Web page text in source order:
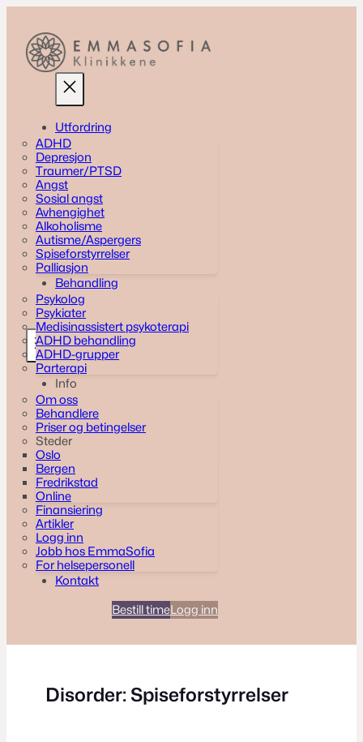
content
Utfordring
ADHD
Depresjon
Traumer/PTSD
Angst
Sosial angst
Avhengighet
Alkoholisme
Autisme/Aspergers
Spiseforstyrrelser
Palliasjon
Behandling
Psykolog
Psykiater
Medisinassistert psykoterapi
ADHD behandling
ADHD-grupper
Parterapi
Info
Om oss
Behandlere
Priser og betingelser
Steder
Oslo
Bergen
Fredrikstad
Online
Finansiering
Artikler
Logg inn
Jobb hos EmmaSofia
For helsepersonell
Kontakt
Bestill timeLogg inn
Disorder: Spiseforstyrrelser